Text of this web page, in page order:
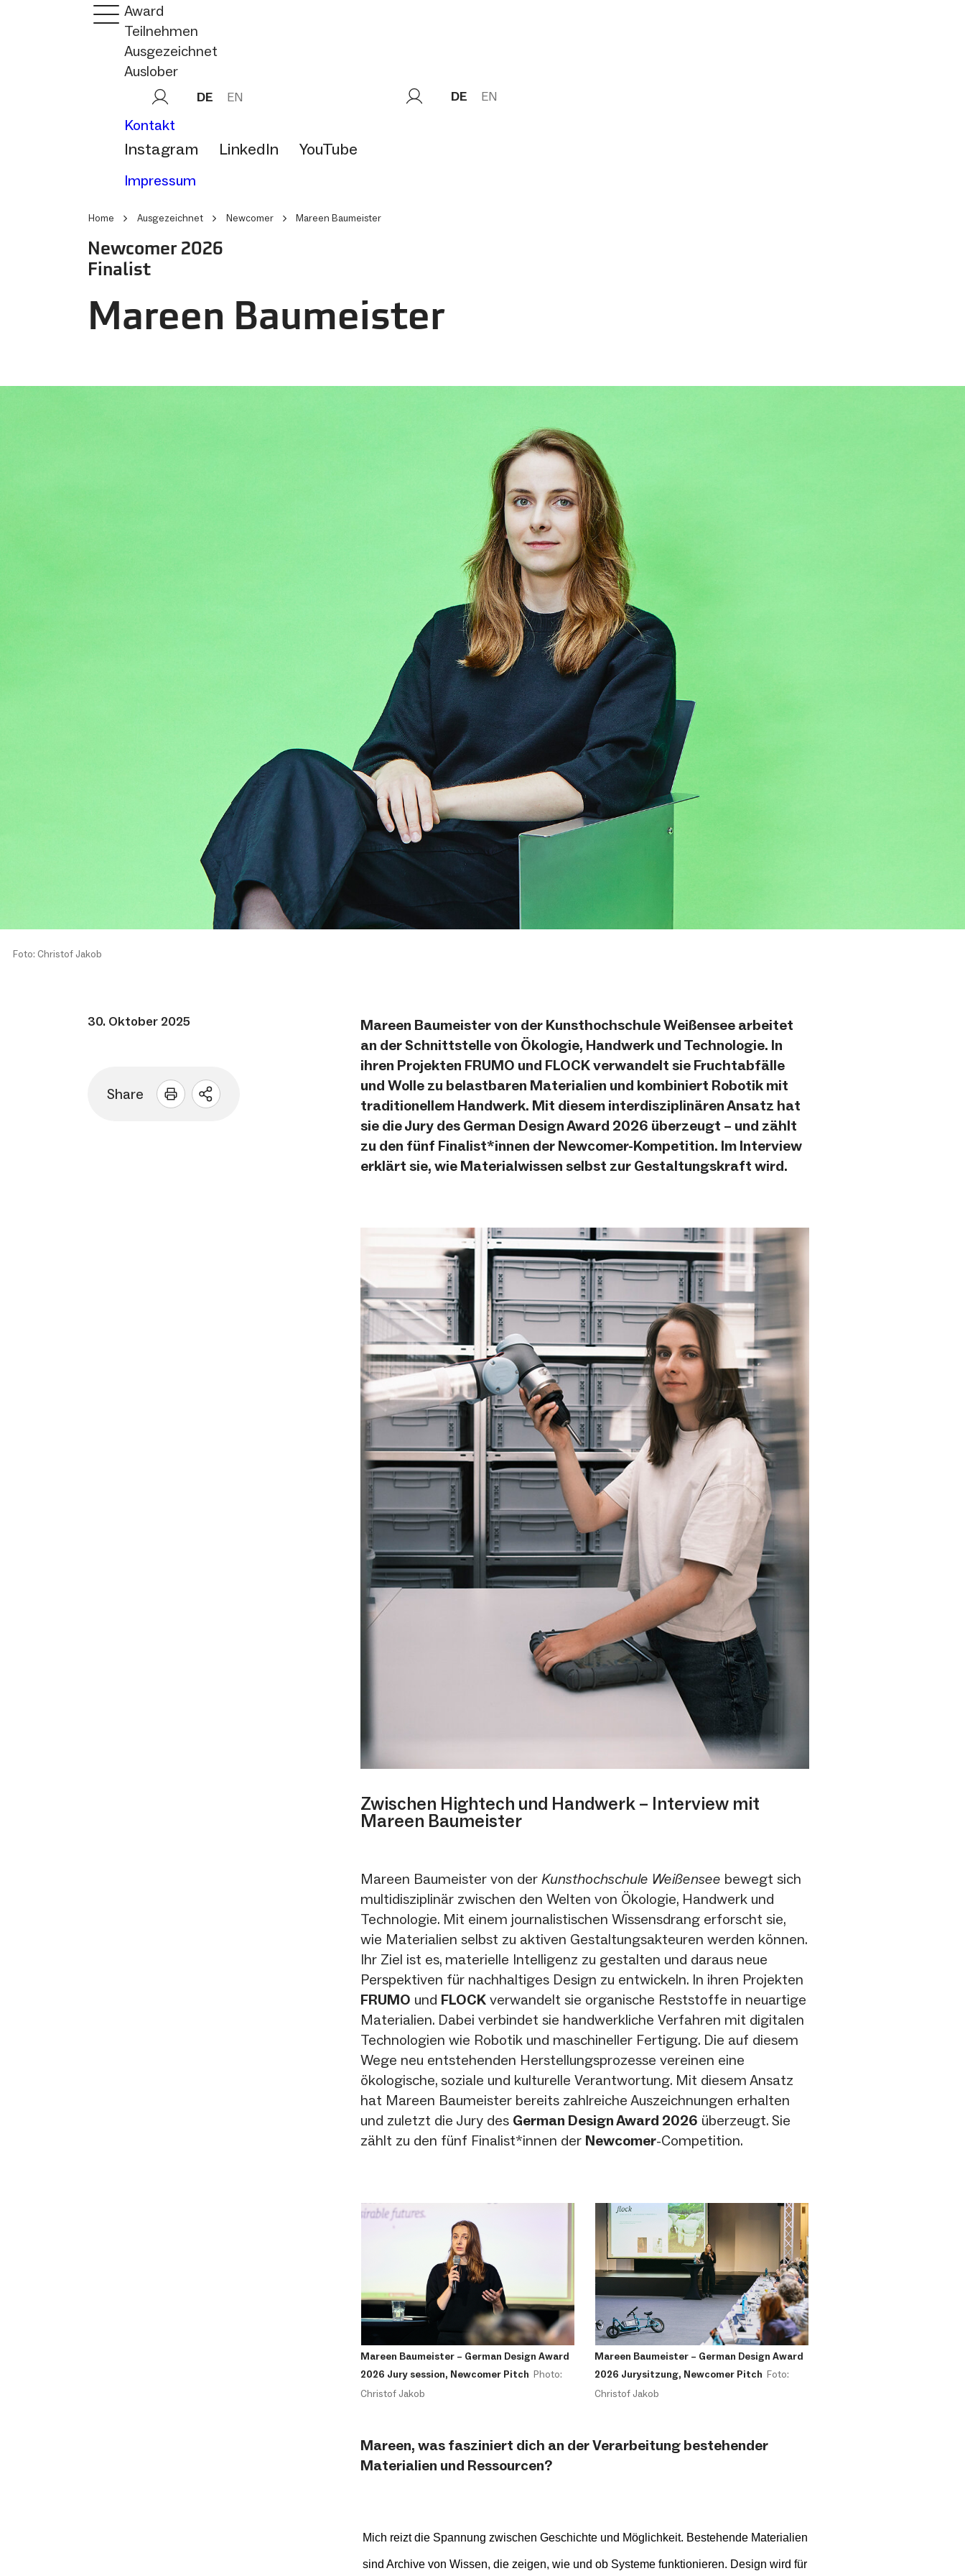
Award
Teilnehmen
Ausgezeichnet
Auslober
DE EN
Kontakt
Instagram LinkedIn YouTube
Impressum
DE EN
Home Ausgezeichnet Newcomer Mareen Baumeister
Newcomer 2026
Finalist
Mareen Baumeister
Foto: Christof Jakob
30. Oktober 2025
Share
Sharing
Mareen Baumeister von der Kunsthochschule Weißensee arbeitet
an der Schnittstelle von Ökologie, Handwerk und Technologie. In
ihren Projekten FRUMO und FLOCK verwandelt sie Fruchtabfälle
und Wolle zu belastbaren Materialien und kombiniert Robotik mit
traditionellem Handwerk. Mit diesem interdisziplinären Ansatz hat
sie die Jury des German Design Award 2026 überzeugt – und zählt
zu den fünf Finalist*innen der Newcomer-Kompetition. Im Interview
erklärt sie, wie Materialwissen selbst zur Gestaltungskraft wird.
Zwischen Hightech und Handwerk – Interview mit
Mareen Baumeister
Mareen Baumeister von der Kunsthochschule Weißensee bewegt sich
multidisziplinär zwischen den Welten von Ökologie, Handwerk und
Technologie. Mit einem journalistischen Wissensdrang erforscht sie,
wie Materialien selbst zu aktiven Gestaltungsakteuren werden können.
Ihr Ziel ist es, materielle Intelligenz zu gestalten und daraus neue
Perspektiven für nachhaltiges Design zu entwickeln. In ihren Projekten
FRUMO und FLOCK verwandelt sie organische Reststoffe in neuartige
Materialien. Dabei verbindet sie handwerkliche Verfahren mit digitalen
Technologien wie Robotik und maschineller Fertigung. Die auf diesem
Wege neu entstehenden Herstellungsprozesse vereinen eine
ökologische, soziale und kulturelle Verantwortung. Mit diesem Ansatz
hat Mareen Baumeister bereits zahlreiche Auszeichnungen erhalten
und zuletzt die Jury des German Design Award 2026 überzeugt. Sie
zählt zu den fünf Finalist*innen der Newcomer-Competition.
Mareen Baumeister – German Design Award
2026 Jury session, Newcomer Pitch Photo:
Christof Jakob
Mareen Baumeister – German Design Award
2026 Jurysitzung, Newcomer Pitch Foto:
Christof Jakob
Mareen, was fasziniert dich an der Verarbeitung bestehender
Materialien und Ressourcen?
Mich reizt die Spannung zwischen Geschichte und Möglichkeit. Bestehende Materialien
sind Archive von Wissen, die zeigen, wie und ob Systeme funktionieren. Design wird für